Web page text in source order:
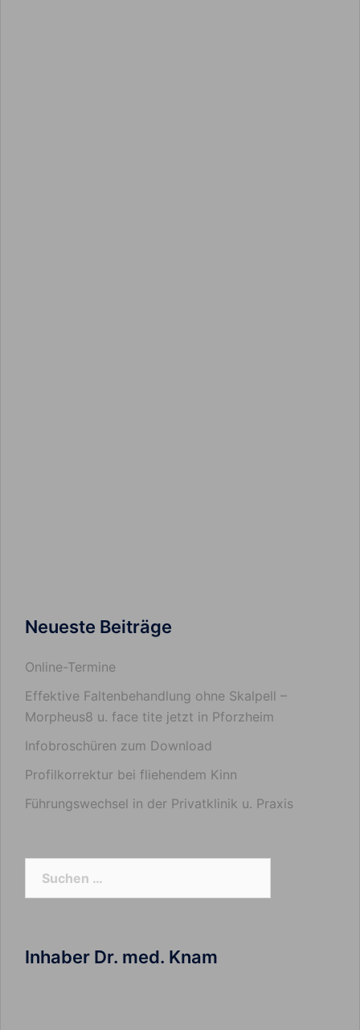
Neueste Beiträge
Online-Termine
Effektive Faltenbehandlung ohne Skalpell –
Morpheus8 u. face tite jetzt in Pforzheim
Infobroschüren zum Download
Profilkorrektur bei fliehendem Kinn
Führungswechsel in der Privatklinik u. Praxis
Inhaber Dr. med. Knam